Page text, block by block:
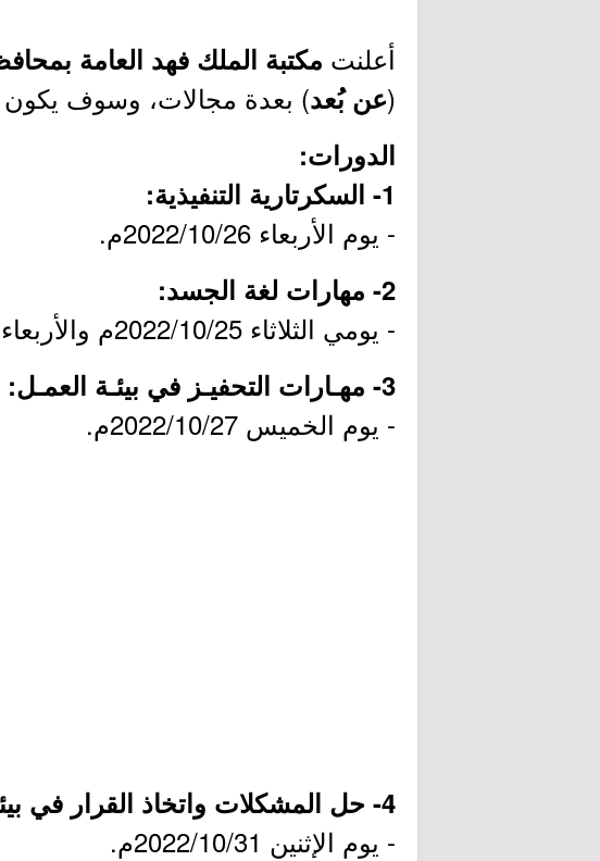
أعلنت مكتبة الملك فهد العامة
(عن بُعد) بعدة مجالات، وسوف
الدورات:
1- السكرتارية التنفيذية:
- يوم الأربعاء 2022/10/26م.
2- مهارات لغة الجسد:
- يومي الثلاثاء 2022/10/25م والأربعاء 2022/10/26م.
3- مهـارات التحفيـز في بيئـة العمـل:
- يوم الخميس 2022/10/27م.
4- حل المشكلات واتخاذ القرار في بيئة العمل:
- يوم الإثنين 2022/10/31م.